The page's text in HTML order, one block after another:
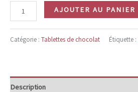
quantité
de
Caramel
sel
AJOUTER AU PANIER
Catégorie : Tablettes de chocolat Étiquette :
Description